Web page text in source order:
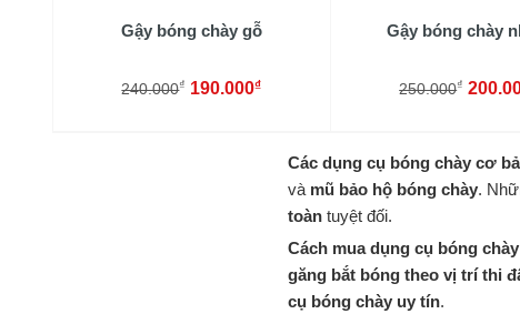
Gậy bóng chày gỗ
240.000₫ 190.000₫
Gậy bóng chày
250.000₫
Các dụng cụ bóng chày cơ
và mũ bảo hộ bóng chày.
toàntuyệt đối.
Cách mua dụng cụ bóng chày
găng bắt bóng theo vị trí thi
cụ bóng chày uy tín.